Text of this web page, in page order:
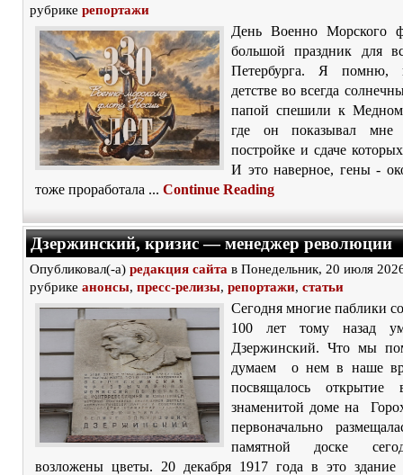
рубрике репортажи
День Военно Морского
большой праздник для
Петербурга. Я
детстве во всегда
папой спешили к
где он показывал мне
постройке и сдаче
И это наверное, гены -
тоже проработала ... Continue Reading
Дзержинский, кризис — менеджер революции
Опубликовал(-а) редакция сайта в Понедельник, 20 июля
рубрике анонсы, пресс-релизы, репортажи, статьи
Сегодня многие паблики
100 лет тому назад
Дзержинский. Что мы
думаем о нем в наше
посвящалось открытие
знаменитой доме на
первоначально
памятной доске
возложены цветы. 20 декабря 1917 года в это